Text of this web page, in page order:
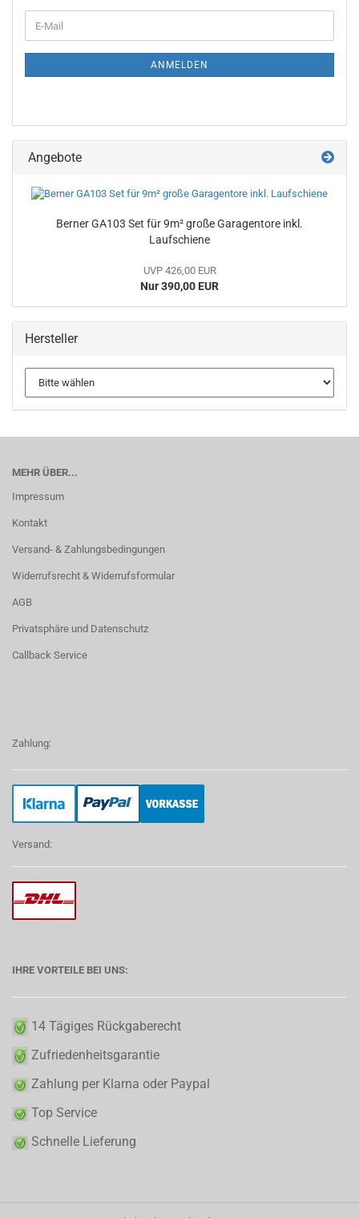
E-
Mail
ANMELDEN
Angebote
Berner GA103 Set für 9m² große Garagentore inkl.
Laufschiene
UVP 426,00 EUR
Nur 390,00 EUR
Hersteller
MEHR ÜBER...
Impressum
Kontakt
Versand- & Zahlungsbedingungen
Widerrufsrecht & Widerrufsformular
AGB
Privatsphäre und Datenschutz
Callback Service
Zahlung:
Versand:
IHRE VORTEILE BEI UNS:
14 Tägiges Rückgaberecht
Zufriedenheitsgarantie
Zahlung per Klarna oder Paypal
Top Service
Schnelle Lieferung